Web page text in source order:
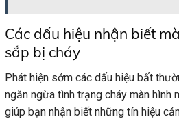
Các dấu hiệu nhận biết
sắp bị cháy
Phát hiện sớm các dấu hiệu bất
ngăn ngừa tình trạng cháy màn hình
giúp bạn nhận biết những tín hiệu